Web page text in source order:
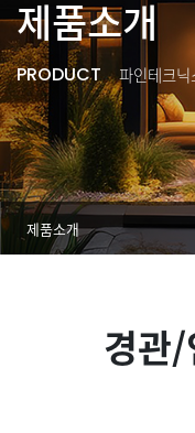
제품소개
PRODUCT 파인테크
제품소개
경관